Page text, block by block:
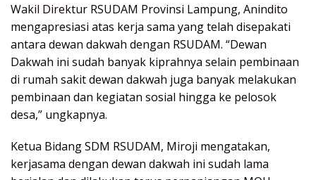
Wakil Direktur RSUDAM Provinsi Lampung, Anindito
mengapresiasi atas kerja sama yang telah disepakati
antara dewan dakwah dengan RSUDAM. “Dewan
Dakwah ini sudah banyak kiprahnya selain pembinaan
di rumah sakit dewan dakwah juga banyak melakukan
pembinaan dan kegiatan sosial hingga ke pelosok
desa,” ungkapnya.
Ketua Bidang SDM RSUDAM, Miroji mengatakan,
kerjasama dengan dewan dakwah ini sudah lama